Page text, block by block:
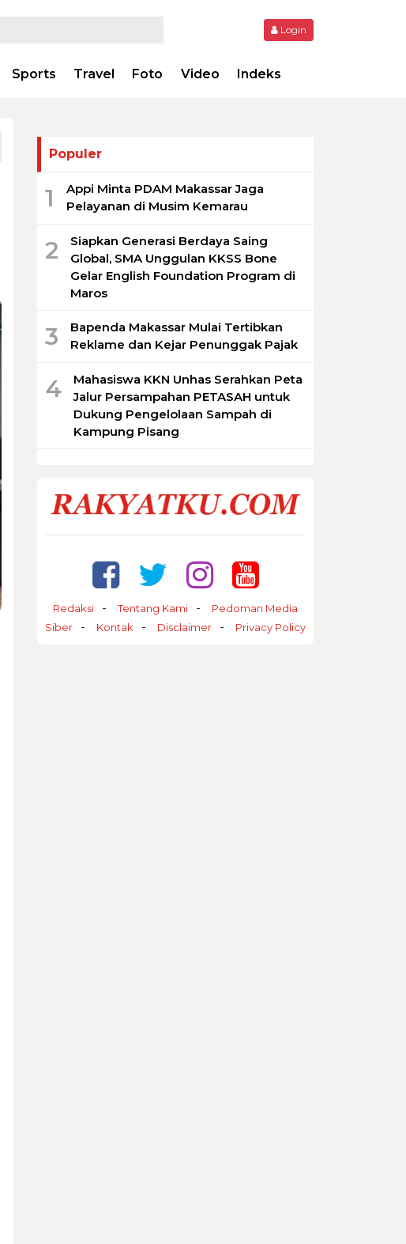
Login
Sports Travel Foto Video Indeks
Populer
1
Appi Minta PDAM Makassar Jaga
Pelayanan di Musim Kemarau
2
Siapkan Generasi Berdaya Saing
Global, SMA Unggulan KKSS Bone
Gelar English Foundation Program di
Maros
3
Bapenda Makassar Mulai Tertibkan
Reklame dan Kejar Penunggak Pajak
4
Mahasiswa KKN Unhas Serahkan Peta
Jalur Persampahan PETASAH untuk
Dukung Pengelolaan Sampah di
Kampung Pisang
Redaksi Tentang Kami
Pedoman Media
Siber
Kontak Disclaimer Privacy Policy